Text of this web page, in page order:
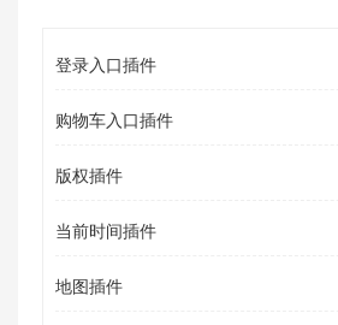
登录入口插件
购物车入口插件
版权插件
当前时间插件
地图插件